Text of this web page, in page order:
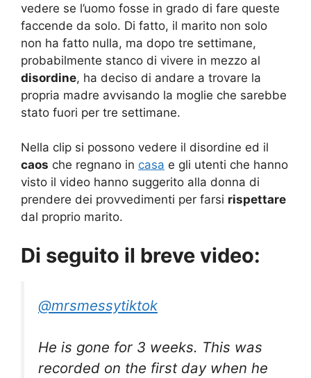
vedere se l’uomo fosse in grado di fare queste
faccende da solo. Di fatto, il marito non solo
non ha fatto nulla, ma dopo tre settimane,
probabilmente stanco di vivere in mezzo al
disordine, ha deciso di andare a trovare la
propria madre avvisando la moglie che sarebbe
stato fuori per tre settimane.
Nella clip si possono vedere il disordine ed il
caos che regnano in casa e gli utenti che hanno
visto il video hanno suggerito alla donna di
prendere dei provvedimenti per farsi rispettare
dal proprio marito.
Di seguito il breve video:
@mrsmessytiktok
He is gone for 3 weeks. This was
recorded on the first day when he